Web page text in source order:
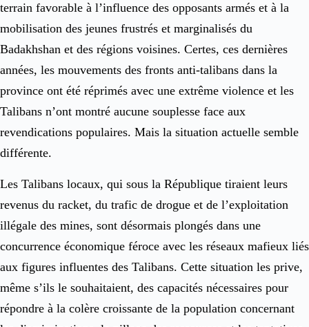
terrain favorable à l’influence des opposants armés et à la
mobilisation des jeunes frustrés et marginalisés du
Badakhshan et des régions voisines. Certes, ces dernières
années, les mouvements des fronts anti-talibans dans la
province ont été réprimés avec une extrême violence et les
Talibans n’ont montré aucune souplesse face aux
revendications populaires. Mais la situation actuelle semble
différente.
Les Talibans locaux, qui sous la République tiraient leurs
revenus du racket, du trafic de drogue et de l’exploitation
illégale des mines, sont désormais plongés dans une
concurrence économique féroce avec les réseaux mafieux liés
aux figures influentes des Talibans. Cette situation les prive,
même s’ils le souhaitaient, des capacités nécessaires pour
répondre à la colère croissante de la population concernant